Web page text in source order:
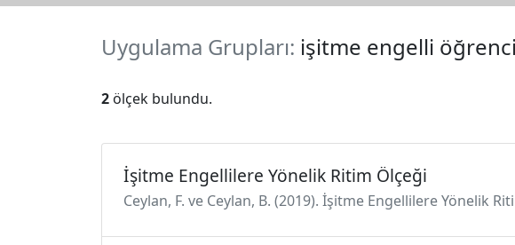
Uygulama Grupları: işitme engelli
2 ölçek bulundu.
İşitme Engellilere Yönelik Ritim Ölçeği
Ceylan, F. ve Ceylan, B. (2019). İşitme Engellilere Yönelik